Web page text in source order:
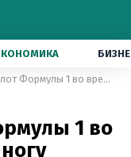
Известный пилот Формулы 1 во время гонки сломал ногу своему механику: жуткое видео (18+)
1 во